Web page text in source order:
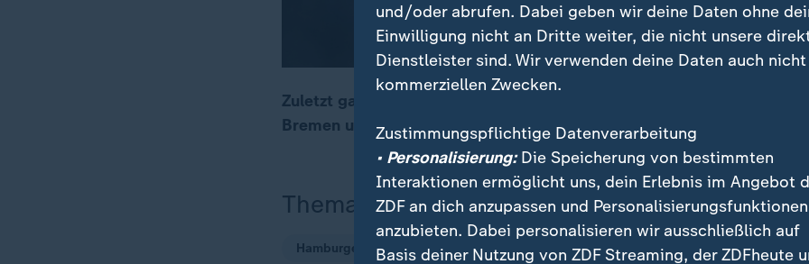
Zuletzt gab es das Nordderby 2018 in der Bundesliga. Am
Bremen und Hamburg wieder in Deutschlands Fußball-Oberhaus
Thema
Hamburger SV
und/oder abrufen. Dabei geben wir deine Daten ohne
Einwilligung nicht an Dritte weiter, die nicht unsere
Dienstleister sind. Wir verwenden deine Daten auch nicht
kommerziellen Zwecken.
Zustimmungspflichtige Datenverarbeitung
• Personalisierung:Die Speicherung von bestimmten
Interaktionen ermöglicht uns, dein Erlebnis im Angebot
ZDF an dich anzupassen und Personalisierungsfunktionen
anzubieten. Dabei personalisieren wir ausschließlich auf
Basis deiner Nutzung von ZDF Streaming, der ZDFheute